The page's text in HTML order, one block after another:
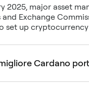
2025, major asset
and Exchange
set up
Cardano